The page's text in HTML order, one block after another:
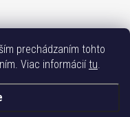
prechádzaním tohto
Viac informáciítu.